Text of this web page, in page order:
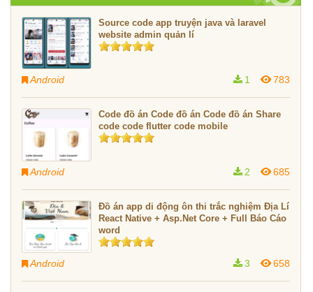
Source code app truyện java và laravel
website admin quản lí
Android 783
1
Code đồ án Code đồ án Code đồ án Share
code code flutter code mobile
Android 685
2
Đồ án app di động ôn thi trắc nghiệm Địa Lí
React Native + Asp.Net Core + Full Báo Cáo
word
Android 658
3